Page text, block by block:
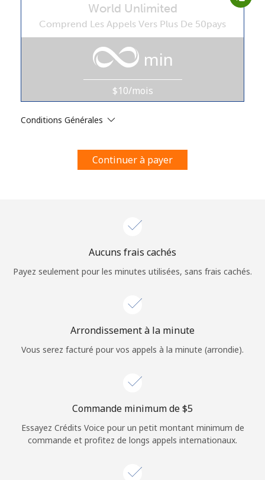
En créant un compte sur ce site, j'accepte les présentes
Rappel du mot de passe →
Continue avec
World Unlimited
Comprend Les Appels Vers Plus De 50pays
min
$10/mois
Conditions Générales
Continuer à payer
Aucuns frais cachés
Payez seulement pour les minutes utilisées, sans frais cachés.
Arrondissement à la minute
Vous serez facturé pour vos appels à la minute (arrondie).
Commande minimum de ⁦$5⁩
Essayez Crédits Voice pour un petit montant minimum de
commande et profitez de longs appels internationaux.